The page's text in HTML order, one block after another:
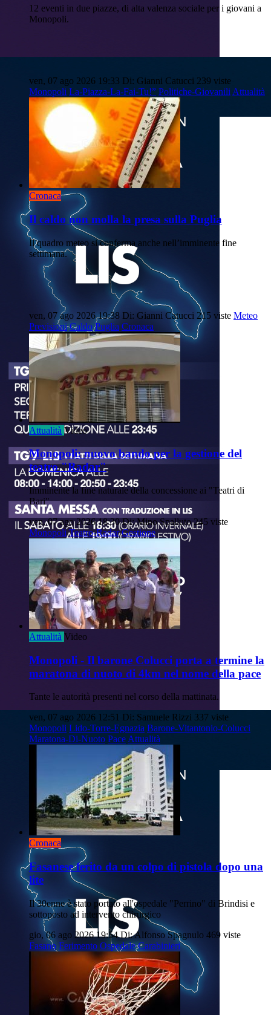
12 eventi in due piazze, di alta valenza sociale per i giovani a
Monopoli.
ven, 07 ago 2026 19:33 Di: Gianni Catucci 239 viste
Monopoli La-Piazza-La-Fai-Tu!” Politiche-Giovanili Attualità
Cronaca
Il caldo non molla la presa sulla Puglia
Il quadro meteo si conferma anche nell’imminente fine
settimana.
ven, 07 ago 2026 19:38 Di: Gianni Catucci 215 viste Meteo
Previsioni Caldo Puglia Cronaca
Attualità Video
Monopoli: nuovo bando per la gestione del
teatro "Radar"
Imminente la fine naturale della concessione ai "Teatri di
Bari"
ven, 07 ago 2026 18:30 Di: Mino Spalluto 245 viste
Monopoli Teatro-Radar Gestione
Attualità Video
Monopoli - Il barone Colucci porta a termine la
maratona di nuoto di 4km nel nome della pace
Tante le autorità presenti nel corso della mattinata.
ven, 07 ago 2026 12:51 Di: Samuele Rizzi 337 viste
Monopoli Lido-Torre-Egnazia Barone-Vitantonio-Colucci
Maratona-Di-Nuoto PaceAttualità
Cronaca
Fasanese ferito da un colpo di pistola dopo una
lite
Il 30enne è stato portato all'ospedale "Perrino" di Brindisi e
sottoposto ad intervento chirurgico
gio, 06 ago 2026 19:54 Di: Alfonso Spagnulo 469 viste
Fasano Ferimento Ospedale Carabinieri